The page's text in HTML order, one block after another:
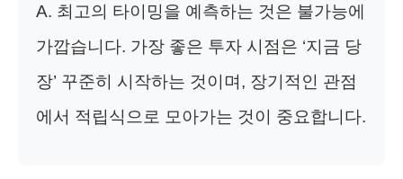
A. 최고의 타이밍을 예측하는 것은 불가능에
가깝습니다. 가장 좋은 투자 시점은 ‘지금 당
장’ 꾸준히 시작하는 것이며, 장기적인 관점
에서 적립식으로 모아가는 것이 중요합니다.